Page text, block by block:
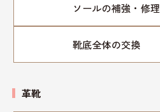
ソールの補強・修理
靴底全体の交換
革靴